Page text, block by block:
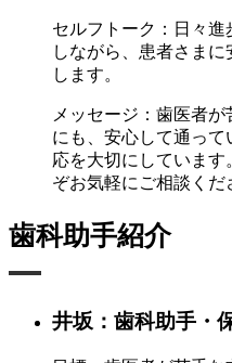
セルフトーク： 日々進
しながら、患者さま
します。
メッセージ： 歯医者が
にも、安心して通っ
応を大切にしています
ぞお気軽にご相談くだ
歯科助手紹介
井坂：歯科助手・